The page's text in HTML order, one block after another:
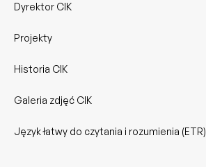
Dyrektor CIK
Projekty
Historia CIK
Galeria zdjęć CIK
Język łatwy do czytania i rozumienia (ETR)